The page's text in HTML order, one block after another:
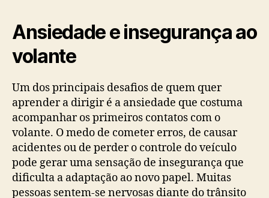
Ansiedade e insegurança ao
volante
Um dos principais desafios de quem quer
aprender a dirigir é a ansiedade que costuma
acompanhar os primeiros contatos com o
volante. O medo de cometer erros, de causar
acidentes ou de perder o controle do veículo
pode gerar uma sensação de insegurança que
dificulta a adaptação ao novo papel. Muitas
pessoas sentem-se nervosas diante do trânsito